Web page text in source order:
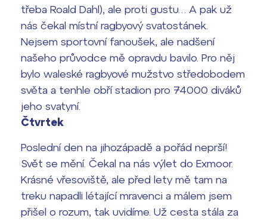
třeba Roald Dahl), ale proti gustu… A pak už
nás čekal místní ragbyový svatostánek.
Nejsem sportovní fanoušek, ale nadšení
našeho průvodce mě opravdu bavilo. Pro něj
bylo waleské ragbyové mužstvo středobodem
světa a tenhle obří stadion pro 74000 diváků
jeho svatyní.
Čtvrtek
Poslední den na jihozápadě a pořád neprší!
Svět se mění. Čekal na nás výlet do Exmoor.
Krásné vřesoviště, ale před lety mě tam na
treku napadli létající mravenci a málem jsem
přišel o rozum, tak uvidíme. Už cesta stála za